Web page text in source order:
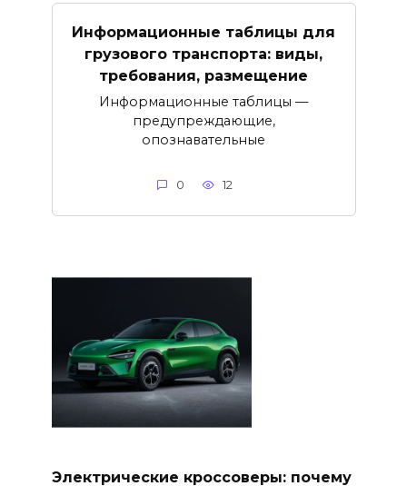
Информационные таблицы для
грузового транспорта: виды,
требования, размещение
Информационные таблицы —
предупреждающие,
опознавательные
0 12
Электрические кроссоверы: почему